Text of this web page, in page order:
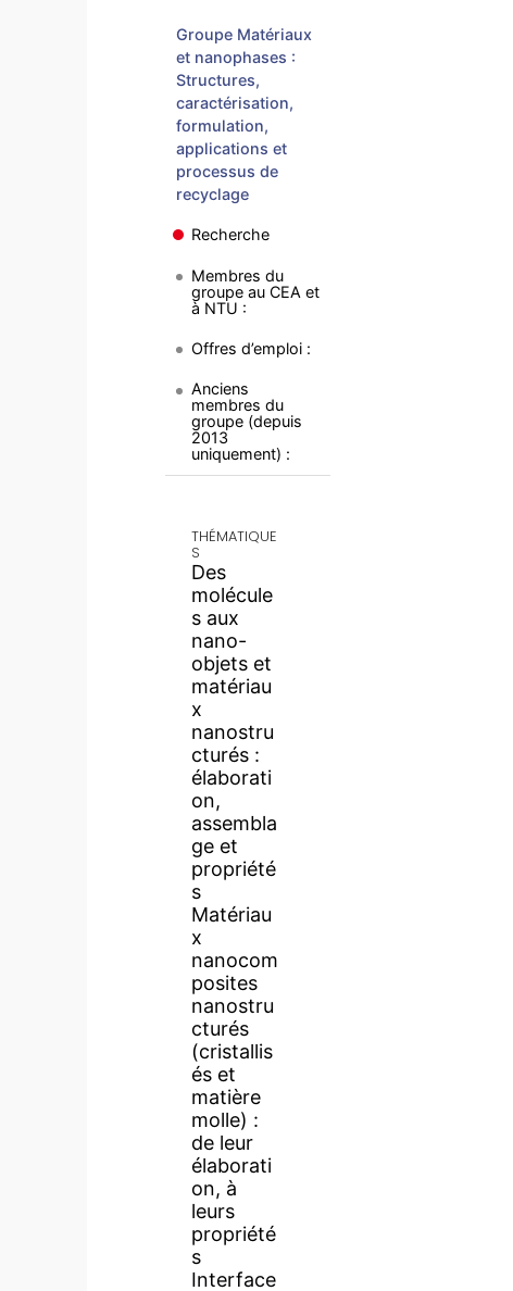
Groupe Matériaux
et nanophases :
Structures,
caractérisation,
formulation,
applications et
processus de
recyclage
Recherche
Membres du
groupe au CEA et
à NTU :
Offres d’emploi :
Anciens
membres du
groupe (depuis
2013
uniquement) :
THÉMATIQUE
S
Des
molécule
s aux
nano-
objets et
matériau
x
nanostru
cturés :
élaborati
on,
assembla
ge et
propriété
s
Matériau
x
nanocom
posites
nanostru
cturés
(cristallis
és et
matière
molle) :
de leur
élaborati
on, à
leurs
propriété
s
Interface